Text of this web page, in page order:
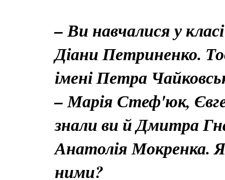
– Ви навчалися у
Діани Петриненко.
імені Петра
– Марія Стеф'юк,
знали ви й Дмитра
Анатолія Мокренка.
ними?